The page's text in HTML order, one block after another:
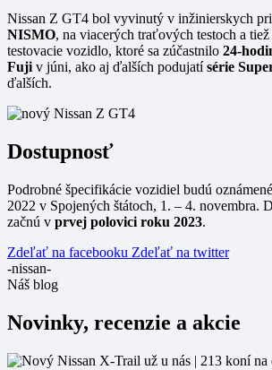
Nissan Z GT4 bol vyvinutý v inžinierskych
NISMO, na viacerých traťových testoch a
testovacie vozidlo, ktoré sa zúčastnilo 24-
Fuji v júni, ako aj ďalších podujatísérie
ďalších.
Dostupnosť
Podrobné špecifikácie vozidiel budú
2022 v Spojených štátoch, 1. – 4. novembra.
začnú v prvej polovici roku 2023.
Zdeľať na facebooku Zdeľať na twitter
-nissan-
Náš blog
Novinky, recenzie a akcie